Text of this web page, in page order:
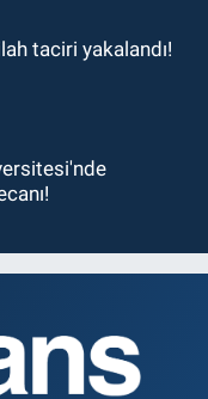
taciri yakalandı!